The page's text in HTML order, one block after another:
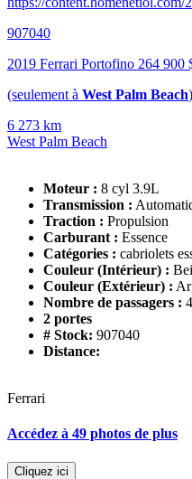
907040
2019 Ferrari Portofino 264 900
(seulement à West Palm Beach)
6 273 km
West Palm Beach
Moteur : 8 cyl 3.9L
Transmission :
Traction : Propulsion
Carburant : Essence
Catégories : cabriolets
Couleur (Intérieur) :
Couleur (Extérieur) :
Nombre de passagers : 4
2 portes
# Stock: 907040
Distance:
Ferrari
Accédez à 49 photos de plus
Cliquez ici